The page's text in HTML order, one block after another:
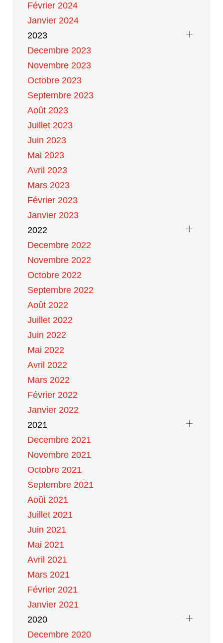
Février 2024
Janvier 2024
2023
Decembre 2023
Novembre 2023
Octobre 2023
Septembre 2023
Août 2023
Juillet 2023
Juin 2023
Mai 2023
Avril 2023
Mars 2023
Février 2023
Janvier 2023
2022
Decembre 2022
Novembre 2022
Octobre 2022
Septembre 2022
Août 2022
Juillet 2022
Juin 2022
Mai 2022
Avril 2022
Mars 2022
Février 2022
Janvier 2022
2021
Decembre 2021
Novembre 2021
Octobre 2021
Septembre 2021
Août 2021
Juillet 2021
Juin 2021
Mai 2021
Avril 2021
Mars 2021
Février 2021
Janvier 2021
2020
Decembre 2020